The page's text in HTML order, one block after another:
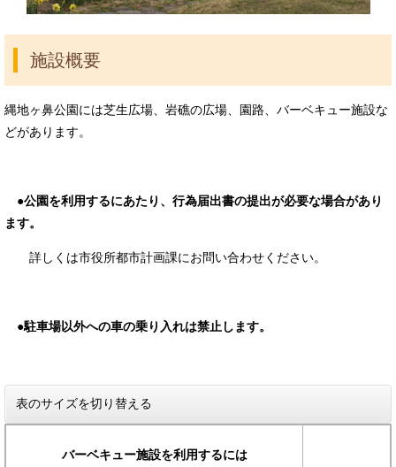
施設概要
縄地ヶ鼻公園には芝生広場、岩礁の広場、園路、バーベキュー施設な
どがあります。
●公園を利用するにあたり、行為届出書の提出が必要な場合があり
ます。
詳しくは市役所都市計画課にお問い合わせください。
●駐車場以外への車の乗り入れは禁止します。
表のサイズを切り替える
バーベキュー施設を利用するには